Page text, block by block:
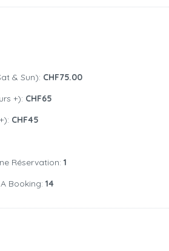
& Sun): CHF75.00
+): CHF65
CHF45
Réservation: 1
Booking: 14